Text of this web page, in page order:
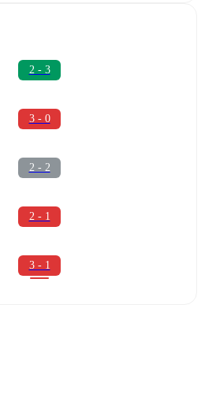
2 - 3
3 - 0
2 - 2
2 - 1
3 - 1